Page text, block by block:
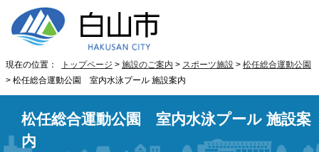
現在の位置： トップページ > 施設のご案内 > スポーツ施設 > 松任総合運動公園
> 松任総合運動公園 室内水泳プール 施設案内
松任総合運動公園 室内水泳プール 施設案
内